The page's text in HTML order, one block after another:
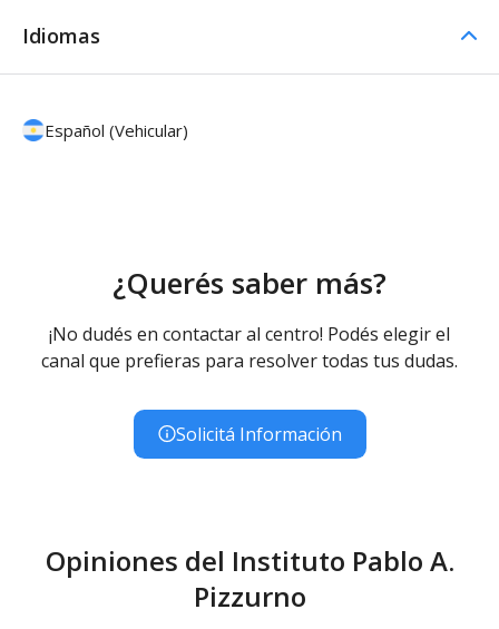
Idiomas
Español (Vehicular)
¿Querés saber más?
¡No dudés en contactar al centro! Podés elegir el
canal que prefieras para resolver todas tus dudas.
Solicitá Información
Opiniones del Instituto Pablo A.
Pizzurno